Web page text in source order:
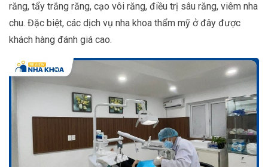
răng, tẩy trắng răng, cạo vôi răng, điều trị sâu răng, viêm nha
chu. Đặc biệt, các dịch vụ nha khoa thẩm mỹ ở đây được
khách hàng đánh giá cao.